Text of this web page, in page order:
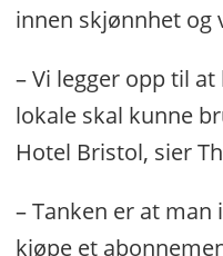
innen skjønnhet og
– Vi legger opp til
lokale skal kunne
Hotel Bristol, sier
– Tanken er at
kjøpe et